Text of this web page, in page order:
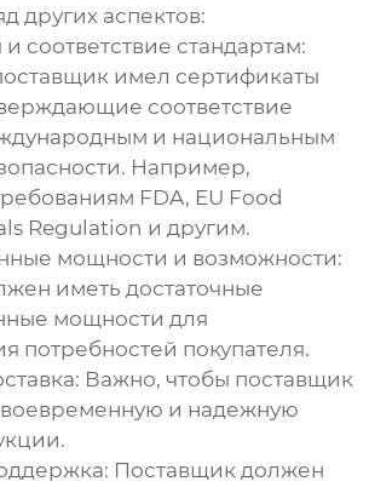
других аспектов:
соответствие стандартам:
имел сертификаты
соответствие
и национальным
Например,
FDA, EU Food
Regulation и другим.
мощности и возможности:
иметь достаточные
мощности для
потребностей покупателя.
Важно, чтобы поставщик
и надежную
Поставщик должен